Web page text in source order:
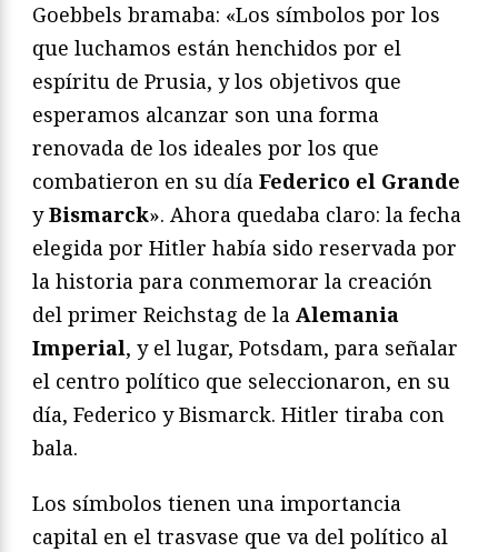
Goebbels bramaba: «Los símbolos por los
que luchamos están henchidos por el
espíritu de Prusia, y los objetivos que
esperamos alcanzar son una forma
renovada de los ideales por los que
combatieron en su día Federico el Grande
yBismarck». Ahora quedaba claro: la fecha
elegida por Hitler había sido reservada por
la historia para conmemorar la creación
del primer Reichstag de la Alemania
Imperial, y el lugar, Potsdam, para señalar
el centro político que seleccionaron, en su
día, Federico y Bismarck. Hitler tiraba con
bala.
Los símbolos tienen una importancia
capital en el trasvase que va del político al